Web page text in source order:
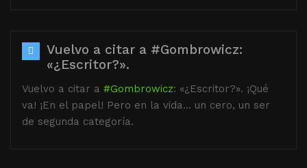
Vuelvo a citar a #Gombrowicz:
«¿Escritor?».
Vuelvo a citar a #Gombrowicz: «¿Escritor?». ¡Qué
va! ¡En el papel! Pero en la vida… un cero, un ser
de segunda categoría.